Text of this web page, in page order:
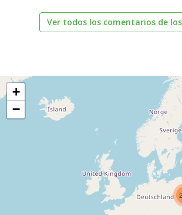
Ver todos los comentarios de
+
−